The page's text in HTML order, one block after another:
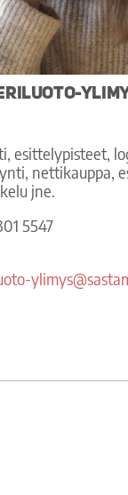
esittelypisteet,
nettikauppa,
jne.
5547